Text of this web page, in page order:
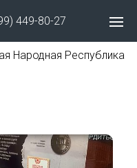
449-80-27
Народная Республика